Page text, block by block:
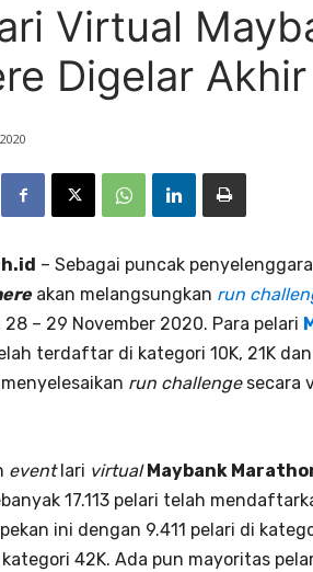
Virtual
Digelar
– Sebagai puncak
akan melangsungkan run
– 29 November 2020. Para pelari
terdaftar di kategori 10K, 21K
run challengesecara
eventlari virtual Maybank
17.113 pelari telah
ini dengan 9.411 pelari di
42K. Ada pun mayoritas